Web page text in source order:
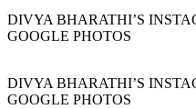
DIVYA BHARATHI’S
GOOGLE PHOTOS
DIVYA BHARATHI’S
GOOGLE PHOTOS